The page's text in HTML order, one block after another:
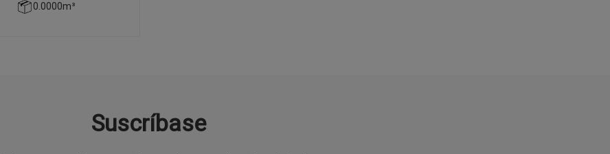
0.0000m³
Suscríbase